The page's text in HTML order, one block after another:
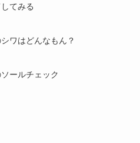
てみる
ワはどんなもん？
ールチェック